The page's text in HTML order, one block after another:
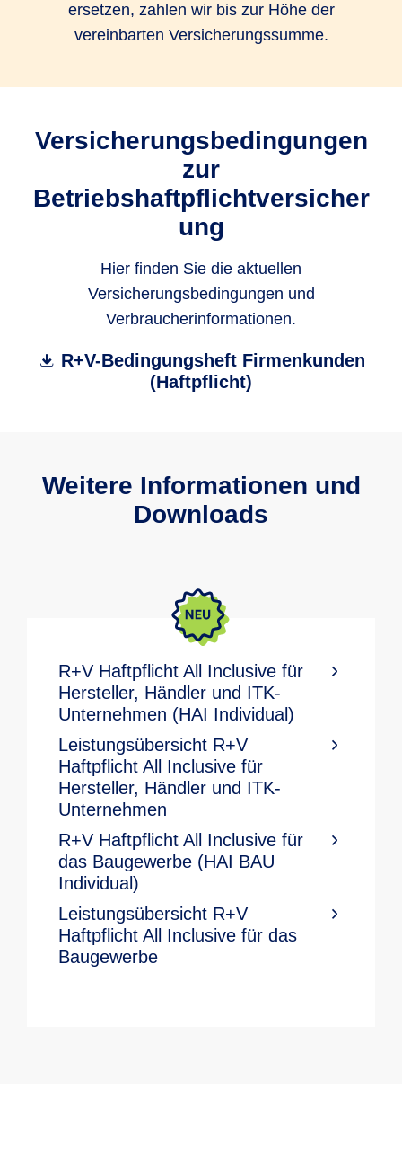
ersetzen, zahlen wir bis zur Höhe der
vereinbarten Versicherungssumme.
Versicherungsbedingungen
zur
Betriebshaftpflichtversicher
ung
Hier finden Sie die aktuellen
Versicherungsbedingungen und
Verbraucherinformationen.
R+V-Bedingungsheft Firmenkunden
(Haftpflicht)
Weitere Informationen und
Downloads
R+V Haftpflicht All Inclusive für
Hersteller, Händler und ITK-
Unternehmen (HAI Individual)
Leistungsübersicht R+V
Haftpflicht All Inclusive für
Hersteller, Händler und ITK-
Unternehmen
R+V Haftpflicht All Inclusive für
das Baugewerbe (HAI BAU
Individual)
Leistungsübersicht R+V
Haftpflicht All Inclusive für das
Baugewerbe